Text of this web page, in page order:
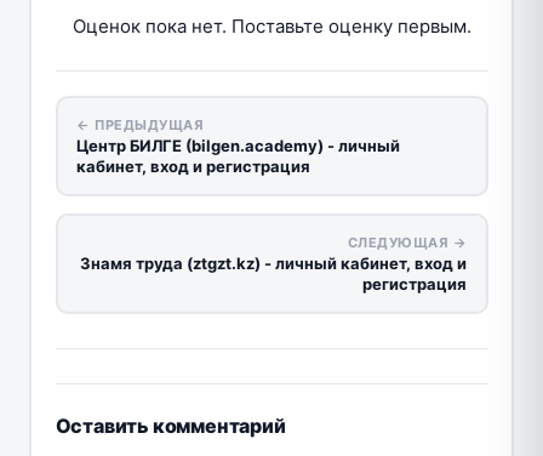
Оценок пока нет. Поставьте оценку первым.
← ПРЕДЫДУЩАЯ
Центр БИЛГЕ (bilgen.academy) - личный
кабинет, вход и регистрация
СЛЕДУЮЩАЯ →
Знамя труда (ztgzt.kz) - личный кабинет, вход и
регистрация
Оставить комментарий